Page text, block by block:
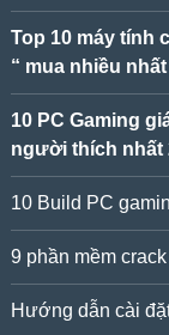
Top 10 máy tính
“ mua nhiều nhất
10 PC Gaming
người thích nhất
10 Build PC
9 phần mềm
Hướng dẫn cài